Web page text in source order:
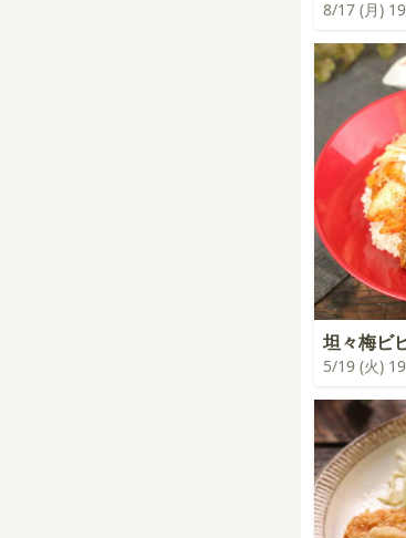
8/17 (月)
坦々梅ビ
5/19 (火)